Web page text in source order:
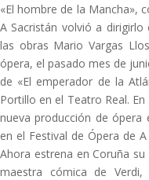
«El hombre de la Mancha»,
A Sacristán volvió a
las obras Mario Vargas
ópera, el pasado mes de
de «El emperador de la
Portillo en el Teatro Real.
nueva producción de ópera
en el Festival de Ópera de
Ahora estrena en Coruña
maestra cómica de